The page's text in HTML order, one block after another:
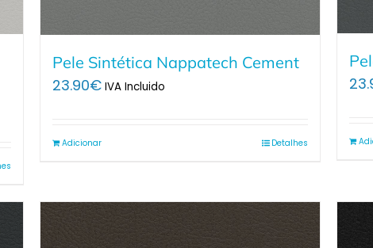
Pele Sintética Nappatech Cement
23.90€ IVA Incluido
Adicionar Detalhes